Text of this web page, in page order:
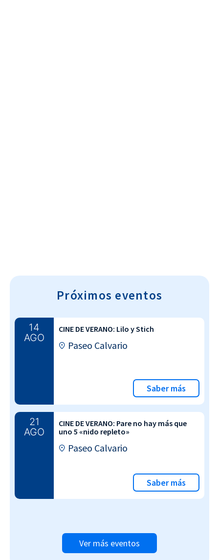
Próximos eventos
14
AGO
CINE DE VERANO: Lilo y Stich
Paseo Calvario
Saber más
21
AGO
CINE DE VERANO: Pare no hay más que
uno 5 «nido repleto»
Paseo Calvario
Saber más
Ver más eventos